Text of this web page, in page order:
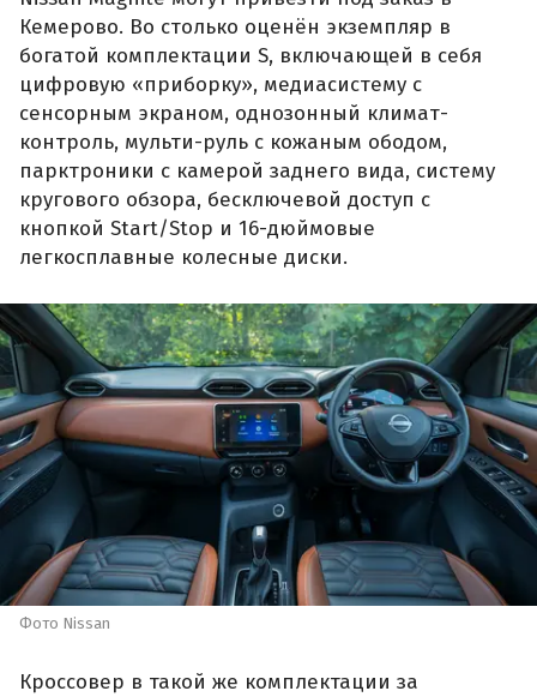
Кемерово. Во столько оценён экземпляр в
богатой комплектации S, включающей в себя
цифровую «приборку», медиасистему с
сенсорным экраном, однозонный климат-
контроль, мульти-руль с кожаным ободом,
парктроники с камерой заднего вида, систему
кругового обзора, бесключевой доступ с
кнопкой Start/Stop и 16-дюймовые
легкосплавные колесные диски.
Фото Nissan
Кроссовер в такой же комплектации за